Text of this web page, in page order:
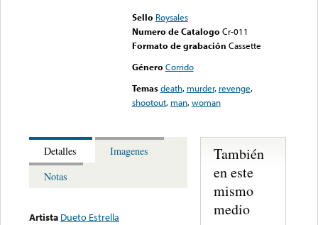
Sello Roysales
Numero de Catalogo Cr-011
Formato de grabación Cassette
Género Corrido
Temas death, murder, revenge,
shootout, man,woman
Detalles
Imagenes
Notas
Artista Dueto Estrella
También
en este
mismo
medio